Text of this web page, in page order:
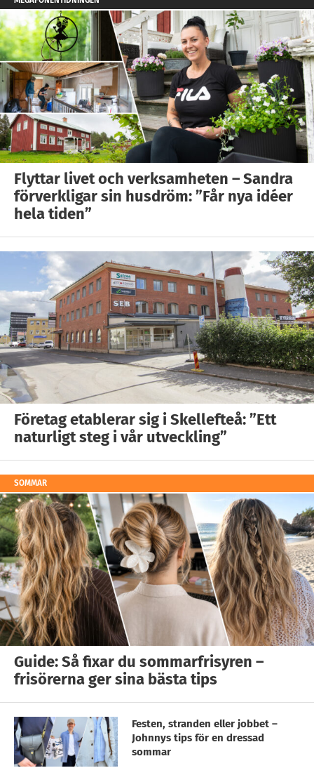
Flyttar livet och verksamheten – Sandra
förverkligar sin husdröm: ”Får nya idéer
hela tiden”
Företag etablerar sig i Skellefteå: ”Ett
naturligt steg i vår utveckling”
SOMMAR
Guide: Så fixar du sommarfrisyren –
frisörerna ger sina bästa tips
Festen, stranden eller jobbet –
Johnnys tips för en dressad
sommar